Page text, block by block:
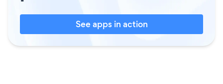
See apps in action